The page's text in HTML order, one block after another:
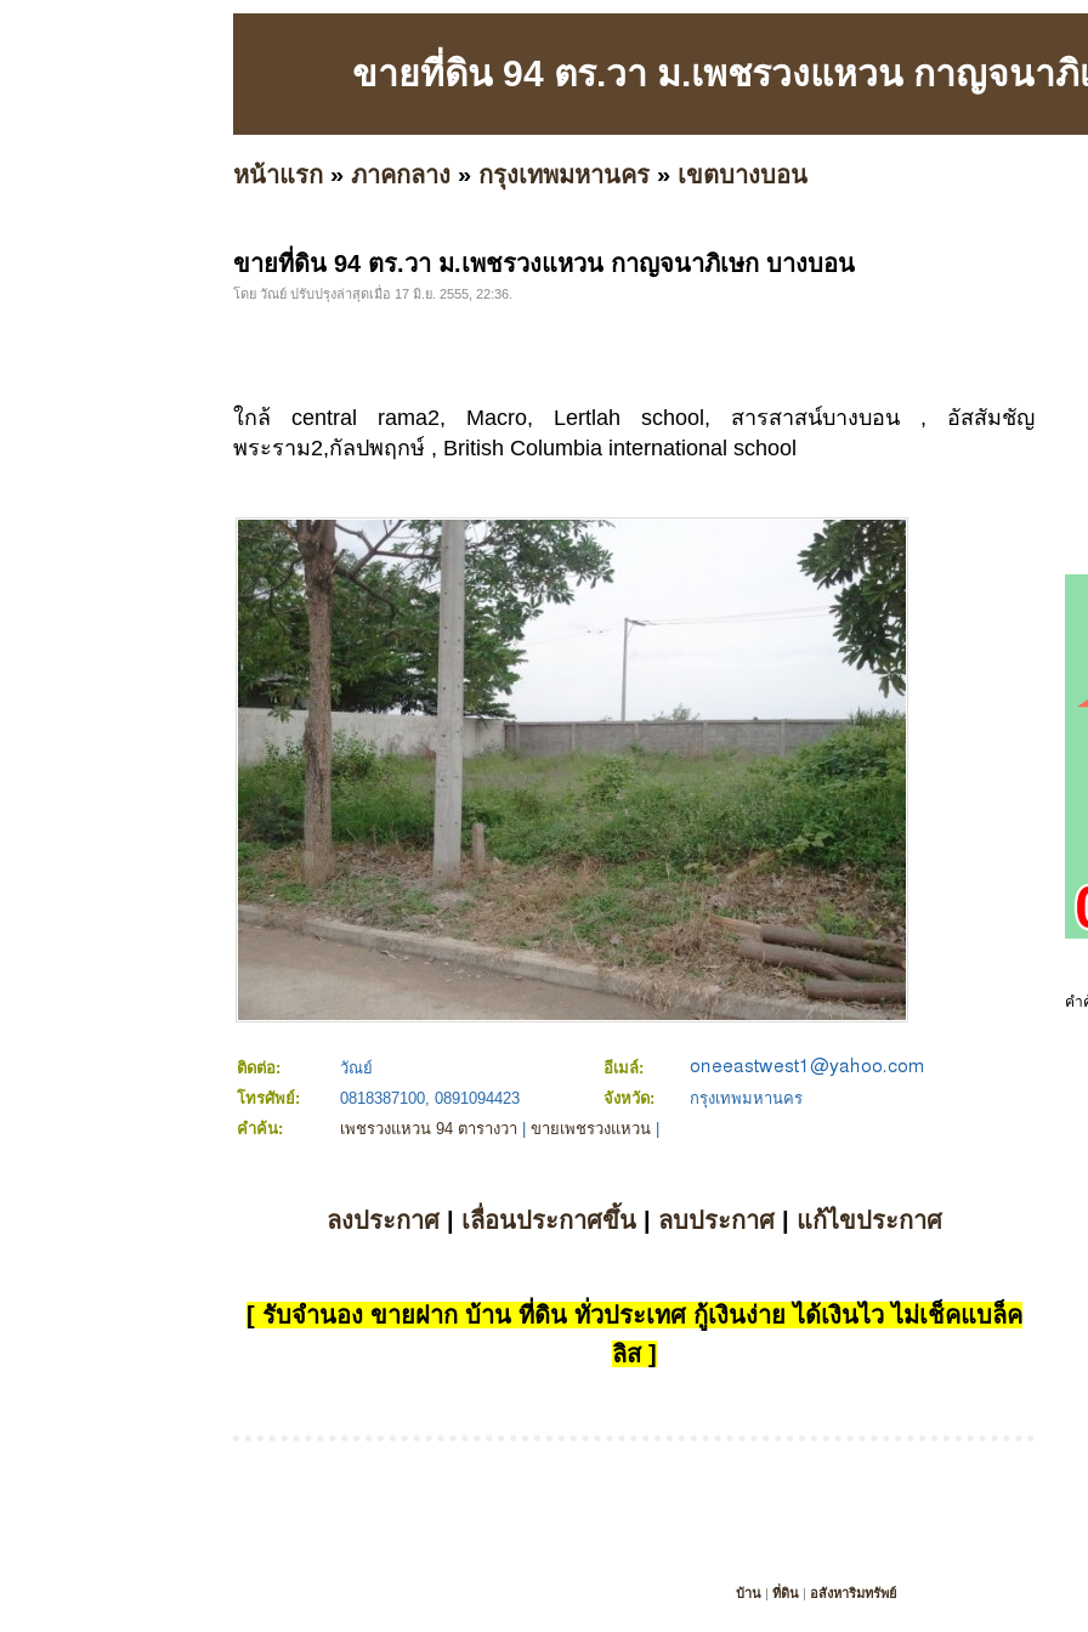
ขายที่ดิน 94 ตร.วา ม.เพชรวงแหวน กาญจนาภิ
หน้าแรก » ภาคกลาง » กรุงเทพมหานคร » เขตบางบอน
ขายที่ดิน 94 ตร.วา ม.เพชรวงแหวน กาญจนาภิเษก บางบอน
โดย วัณย์ ปรับปรุงล่าสุดเมื่อ 17 มิ.ย. 2555, 22:36.
ใกล้ central rama2, Macro, Lertlah school, สารสาสน์บางบอน , อัสสัมชัญ
พระราม2,กัลปพฤกษ์ , British Columbia international school
ติดต่อ: วัณย์
อีเมล์:
โทรศัพย์:
0818387100, 0891094423 จังหวัด:
กรุงเทพมหานคร
คำค้น:
เพชรวงแหวน 94 ตารางวา ขายเพชรวงแหวน
ลงประกาศ| เลื่อนประกาศขึ้น| ลบประกาศ| แก้ไขประกาศ
[ รับจำนอง ขายฝาก บ้าน ที่ดิน ทั่วประเทศ กู้เงินง่าย ได้เงินไว ไม่เช็คแบล็ค
ลิส ]
คำ
บ้าน | ที่ดิน | อสังหาริมทรัพย์